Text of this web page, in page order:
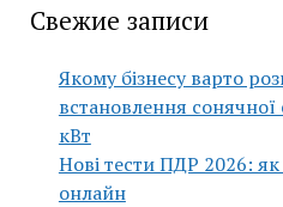
Свежие записи
Якому бізнесу варто
встановлення сонячної
кВт
Нові тести ПДР 2026: як
онлайн